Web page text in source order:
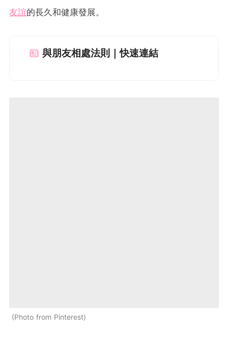
友誼的長久和健康發展。
與朋友相處法則｜快速連結
Photo from Pinterest